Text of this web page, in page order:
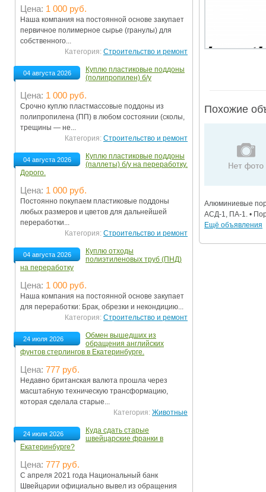
Ограничения движения транспорта на майские
Электронные транспортные карты
Похожие
Алюминиевые
АСД-1, ПА-1. •
Ещё объявления
Цена: 1 000 руб.
Наша компания на постоянной основе закупает
первичное полимерное сырье (гранулы) для
собственного...
Категория: Строительство и ремонт
04 августа 2026
Куплю пластиковые поддоны
(полипропилен) б/у
Цена: 1 000 руб.
Срочно куплю пластмассовые поддоны из
полипропилена (ПП) в любом состоянии (сколы,
трещины — не...
Категория: Строительство и ремонт
04 августа 2026
Куплю пластиковые поддоны
(паллеты) б/у на переработку.
Дорого.
Цена: 1 000 руб.
Постоянно покупаем пластиковые поддоны
любых размеров и цветов для дальнейшей
переработки...
Категория: Строительство и ремонт
04 августа 2026
Куплю отходы
полиэтиленовых труб (ПНД)
на переработку
Цена: 1 000 руб.
Наша компания на постоянной основе закупает
для переработки: Брак, обрезки и некондицию...
Категория: Строительство и ремонт
24 июля 2026
Обмен вышедших из
обращения английских
фунтов стерлингов в Екатеринбурге.
Цена: 777 руб.
Недавно британская валюта прошла через
масштабную техническую трансформацию,
которая сделала старые...
Категория: Животные
24 июля 2026
Куда сдать старые
швейцарские франки в
Екатеринбурге?
Цена: 777 руб.
С апреля 2021 года Национальный банк
Швейцарии официально вывел из обращения